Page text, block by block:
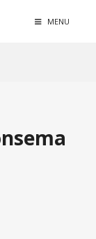
MENU